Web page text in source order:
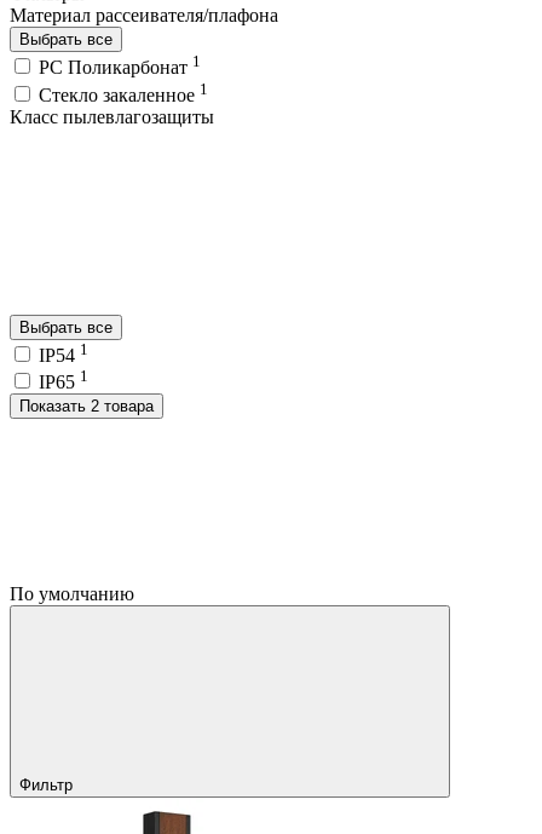
Материал рассеивателя/плафона
Выбрать все
PC Поликарбонат 1
Стекло закаленное 1
Класс пылевлагозащиты
Выбрать все
IP54 1
IP65 1
Показать 2 товара
По умолчанию
Фильтр